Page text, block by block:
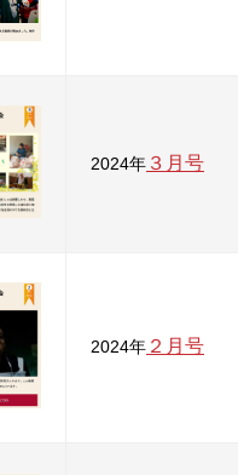
2024年 ３月号
2024年 ２月号